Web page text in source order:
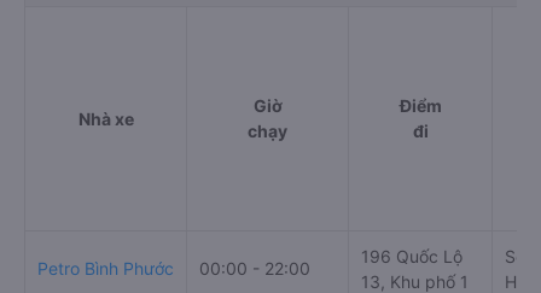
Nhà xe
Giờ
chạy
Điểm
đi
Petro Bình Phước 00:00 - 22:00
196 Quốc Lộ
13, Khu phố 1
Số